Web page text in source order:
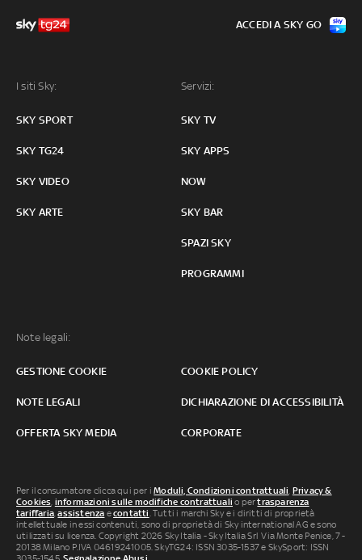
I siti Sky:
SKY SPORT
SKY TG24
SKY VIDEO
SKY ARTE
Servizi:
SKY TV
SKY APPS
NOW
SKY BAR
SPAZI SKY
PROGRAMMI
Note legali:
GESTIONE COOKIE COOKIE POLICY
NOTE LEGALI DICHIARAZIONE DI ACCESSIBILITÀ
OFFERTA SKY MEDIA CORPORATE
ACCEDI A SKY GO
Per il consumatore clicca qui per iModuli, Condizioni contrattuali, Privacy &
Cookies, informazioni sulle modifiche contrattuali o pertrasparenza
tariffaria,assistenza econtatti. Tutti i marchi Sky e i diritti di proprietà
intellettuale in essi contenuti, sono di proprietà di Sky international AG e sono
utilizzati su licenza. Copyright 2026 Sky Italia - Sky Italia Srl Via Monte Penice, 7 -
20138 Milano P.IVA 04619241005. SkyTG24: ISSN 3035-1537 e SkySport: ISSN